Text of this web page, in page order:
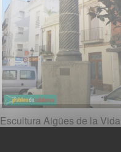
Escultura Aigües de la Vida